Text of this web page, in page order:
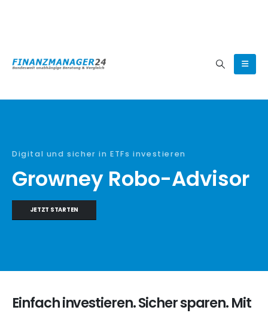
Digital und sicher in ETFs investieren
Growney Robo-Advisor
JETZT STARTEN
Einfach investieren. Sicher sparen. Mit